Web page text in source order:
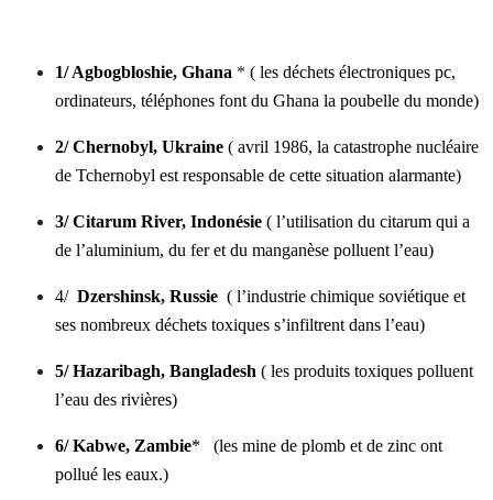
1/ Agbogbloshie, Ghana * ( les déchets électroniques pc,
ordinateurs, téléphones font du Ghana la poubelle du monde)
2/ Chernobyl, Ukraine ( avril 1986, la catastrophe nucléaire
de Tchernobyl est responsable de cette situation alarmante)
3/ Citarum River, Indonésie ( l’utilisation du citarum qui a
de l’aluminium, du fer et du manganèse polluent l’eau)
4/ Dzershinsk, Russie ( l’industrie chimique soviétique et
ses nombreux déchets toxiques s’infiltrent dans l’eau)
5/ Hazaribagh, Bangladesh ( les produits toxiques polluent
l’eau des rivières)
6/ Kabwe, Zambie* (les mine de plomb et de zinc ont
pollué les eaux.)